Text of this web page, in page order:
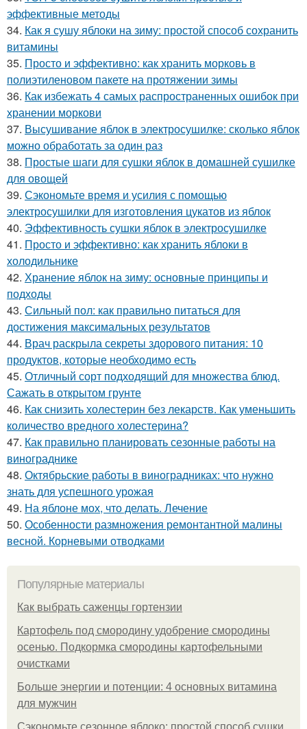
эффективные методы
34. Как я сушу яблоки на зиму: простой способ сохранить
витамины
35. Просто и эффективно: как хранить морковь в
полиэтиленовом пакете на протяжении зимы
36. Как избежать 4 самых распространенных ошибок при
хранении моркови
37. Высушивание яблок в электросушилке: сколько яблок
можно обработать за один раз
38. Простые шаги для сушки яблок в домашней сушилке
для овощей
39. Сэкономьте время и усилия с помощью
электросушилки для изготовления цукатов из яблок
40. Эффективность сушки яблок в электросушилке
41. Просто и эффективно: как хранить яблоки в
холодильнике
42. Хранение яблок на зиму: основные принципы и
подходы
43. Сильный пол: как правильно питаться для
достижения максимальных результатов
44. Врач раскрыла секреты здорового питания: 10
продуктов, которые необходимо есть
45. Отличный сорт подходящий для множества блюд.
Сажать в открытом грунте
46. Как снизить холестерин без лекарств. Как уменьшить
количество вредного холестерина?
47. Как правильно планировать сезонные работы на
винограднике
48. Октябрьские работы в виноградниках: что нужно
знать для успешного урожая
49. На яблоне мох, что делать. Лечение
50. Особенности размножения ремонтантной малины
весной. Корневыми отводками
Популярные материалы
Как выбрать саженцы гортензии
Картофель под смородину удобрение смородины
осенью. Подкормка смородины картофельными
очистками
Больше энергии и потенции: 4 основных витамина
для мужчин